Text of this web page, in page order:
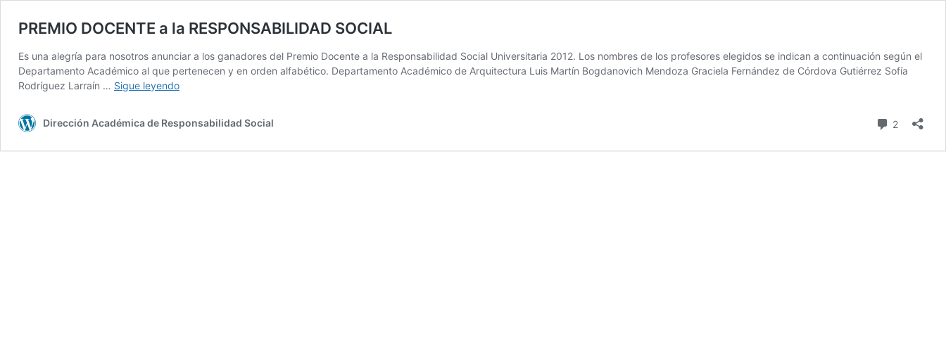
PREMIO DOCENTE a la RESPONSABILIDAD SOCIAL
Es una alegría para nosotros anunciar a los ganadores del Premio Docente a la Responsabilidad Social Universitaria 2012. Los nombres de los profesores elegidos se indican a continuación según el
Departamento Académico al que pertenecen y en orden alfabético. Departamento Académico de Arquitectura Luis Martín Bogdanovich Mendoza Graciela Fernández de Córdova Gutiérrez Sofía
Rodríguez Larraín … Sigue leyendoPREMIO
la
Dirección Académica de Responsabilidad Social 2